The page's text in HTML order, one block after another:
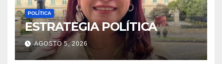
POLÍTICA
ESTRATEGIA POLÍTICA
AGOSTO 5, 2026